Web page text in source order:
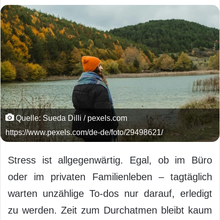
Quelle: Sueda Dilli / pexels.com
https://www.pexels.com/de-de/foto/29498621/
Stress ist allgegenwärtig. Egal, ob im Büro
oder im privaten Familienleben – tagtäglich
warten unzählige To-dos nur darauf, erledigt
zu werden. Zeit zum Durchatmen bleibt kaum